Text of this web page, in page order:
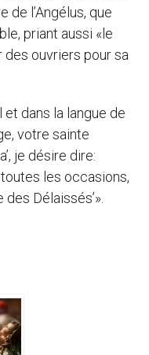
l’Angélus, que
priant aussi «le
des ouvriers pour sa
dans la langue de
votre sainte
je désire dire:
les occasions,
Délaissés’».